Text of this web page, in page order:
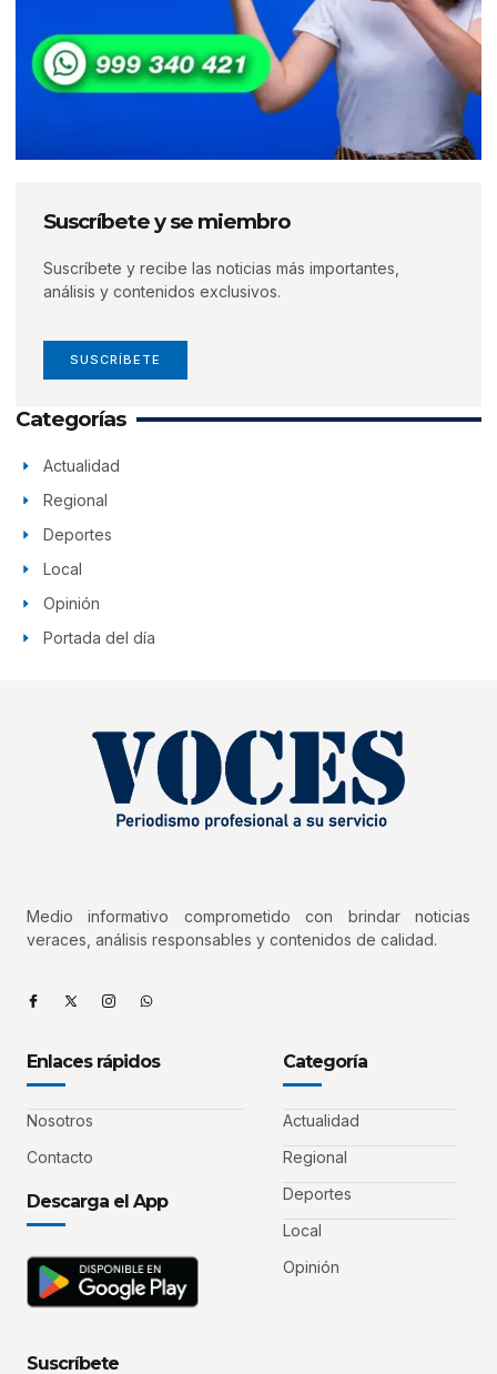
Suscríbete y se miembro
Suscríbete y recibe las noticias más importantes,
análisis y contenidos exclusivos.
SUSCRÍBETE
Categorías
Actualidad
Regional
Deportes
Local
Opinión
Portada del día
Medio informativo comprometido con brindar noticias
veraces, análisis responsables y contenidos de calidad.
Enlaces rápidos
Nosotros
Contacto
Descarga el App
Categoría
Actualidad
Regional
Deportes
Local
Opinión
Suscríbete